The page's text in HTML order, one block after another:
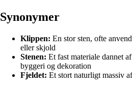
Synonymer
Klippen: En stor sten, ofte
eller skjold
Stenen: Et fast materiale dannet
byggeri og dekoration
Fjeldet: Et stort naturligt massiv